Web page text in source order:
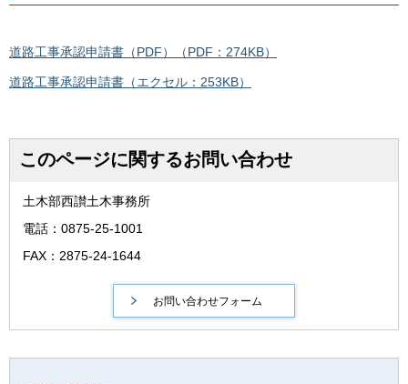
道路工事承認申請書（PDF）（PDF：274KB）
道路工事承認申請書（エクセル：253KB）
このページに関するお問い合わせ
土木部西讃土木事務所
電話：0875-25-1001
FAX：2875-24-1644